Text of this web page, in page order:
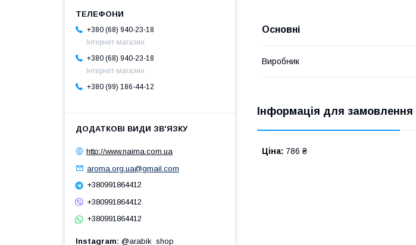
Основні
Виробник
Інформація для замовлення
Ціна: 786 ₴
+380 (68) 940-23-18
Інтернет-магазин
+380 (68) 940-23-18
Інтернет-магазин
+380 (99) 186-44-12
http://www.naima.com.ua
aroma.org.ua@gmail.com
+380991864412
+380991864412
+380991864412
Instagram @arabik_shop